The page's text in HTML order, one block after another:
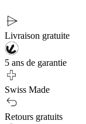
Livraison gratuite
5 ans de garantie
Swiss Made
Retours gratuits